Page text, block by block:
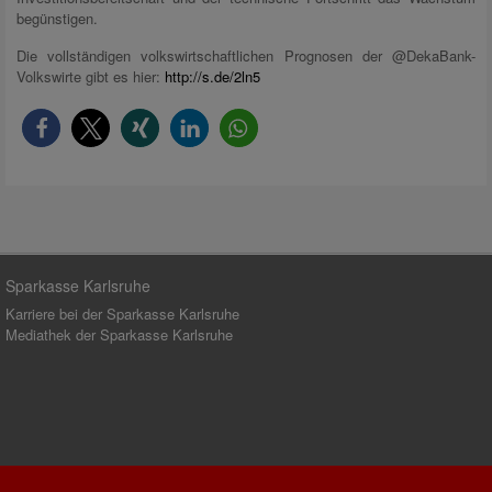
begünstigen.
Die vollständigen volkswirtschaftlichen Prognosen der @DekaBank-
Volkswirte gibt es hier: http://s.de/2ln5
Sparkasse Karlsruhe
Karriere bei der Sparkasse Karlsruhe
Mediathek der Sparkasse Karlsruhe